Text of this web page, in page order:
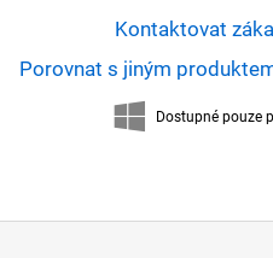
Kontaktovat
Porovnat s jiným
Dostupné pouze